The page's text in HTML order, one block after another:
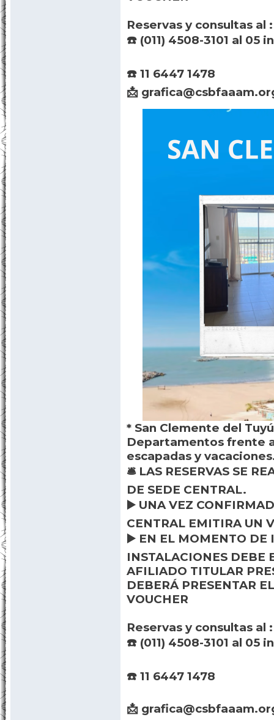
AFILIADO TITULAR
DEBERÁ PRESENTAR
VOUCHER
☎️ (011) 4508-3101 al 05
☎️ 11 6447 1478
* San Clemente del
Departamentos frente
escapadas y
🛎️ LAS RESERVAS SE
DE SEDE CENTRAL.
▶️ UNA VEZ
CENTRAL EMITIRA UN
▶️ EN EL MOMENTO DE
INSTALACIONES DEBE
AFILIADO TITULAR
DEBERÁ PRESENTAR
VOUCHER
☎️ (011) 4508-3101 al 05
☎️ 11 6447 1478